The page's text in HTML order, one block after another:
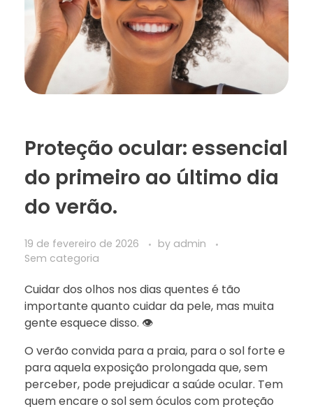
Proteção ocular: essencial
do primeiro ao último dia
do verão.
19 de fevereiro de 2026 by admin
Sem categoria
Cuidar dos olhos nos dias quentes é tão
importante quanto cuidar da pele, mas muita
gente esquece disso. 👁️
O verão convida para a praia, para o sol forte e
para aquela exposição prolongada que, sem
perceber, pode prejudicar a saúde ocular. Tem
quem encare o sol sem óculos com proteção